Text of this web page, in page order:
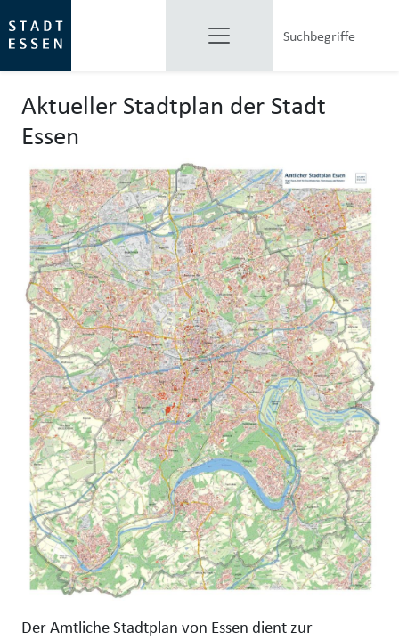
Aktueller Stadtplan der Stadt
Essen
Der Amtliche Stadtplan von Essen dient zur